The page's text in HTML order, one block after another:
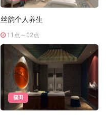
丝韵个人养生
11点～02点
福田